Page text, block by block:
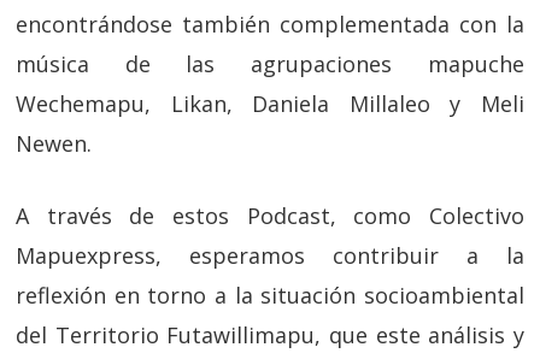
encontrándose también complementada con la
música de las agrupaciones mapuche
Wechemapu, Likan, Daniela Millaleo y Meli
Newen.
A través de estos Podcast, como Colectivo
Mapuexpress, esperamos contribuir a la
reflexión en torno a la situación socioambiental
del Territorio Futawillimapu, que este análisis y